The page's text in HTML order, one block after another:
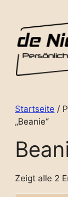
springen
Startseite /
„Beanie“
Zeigt alle 2